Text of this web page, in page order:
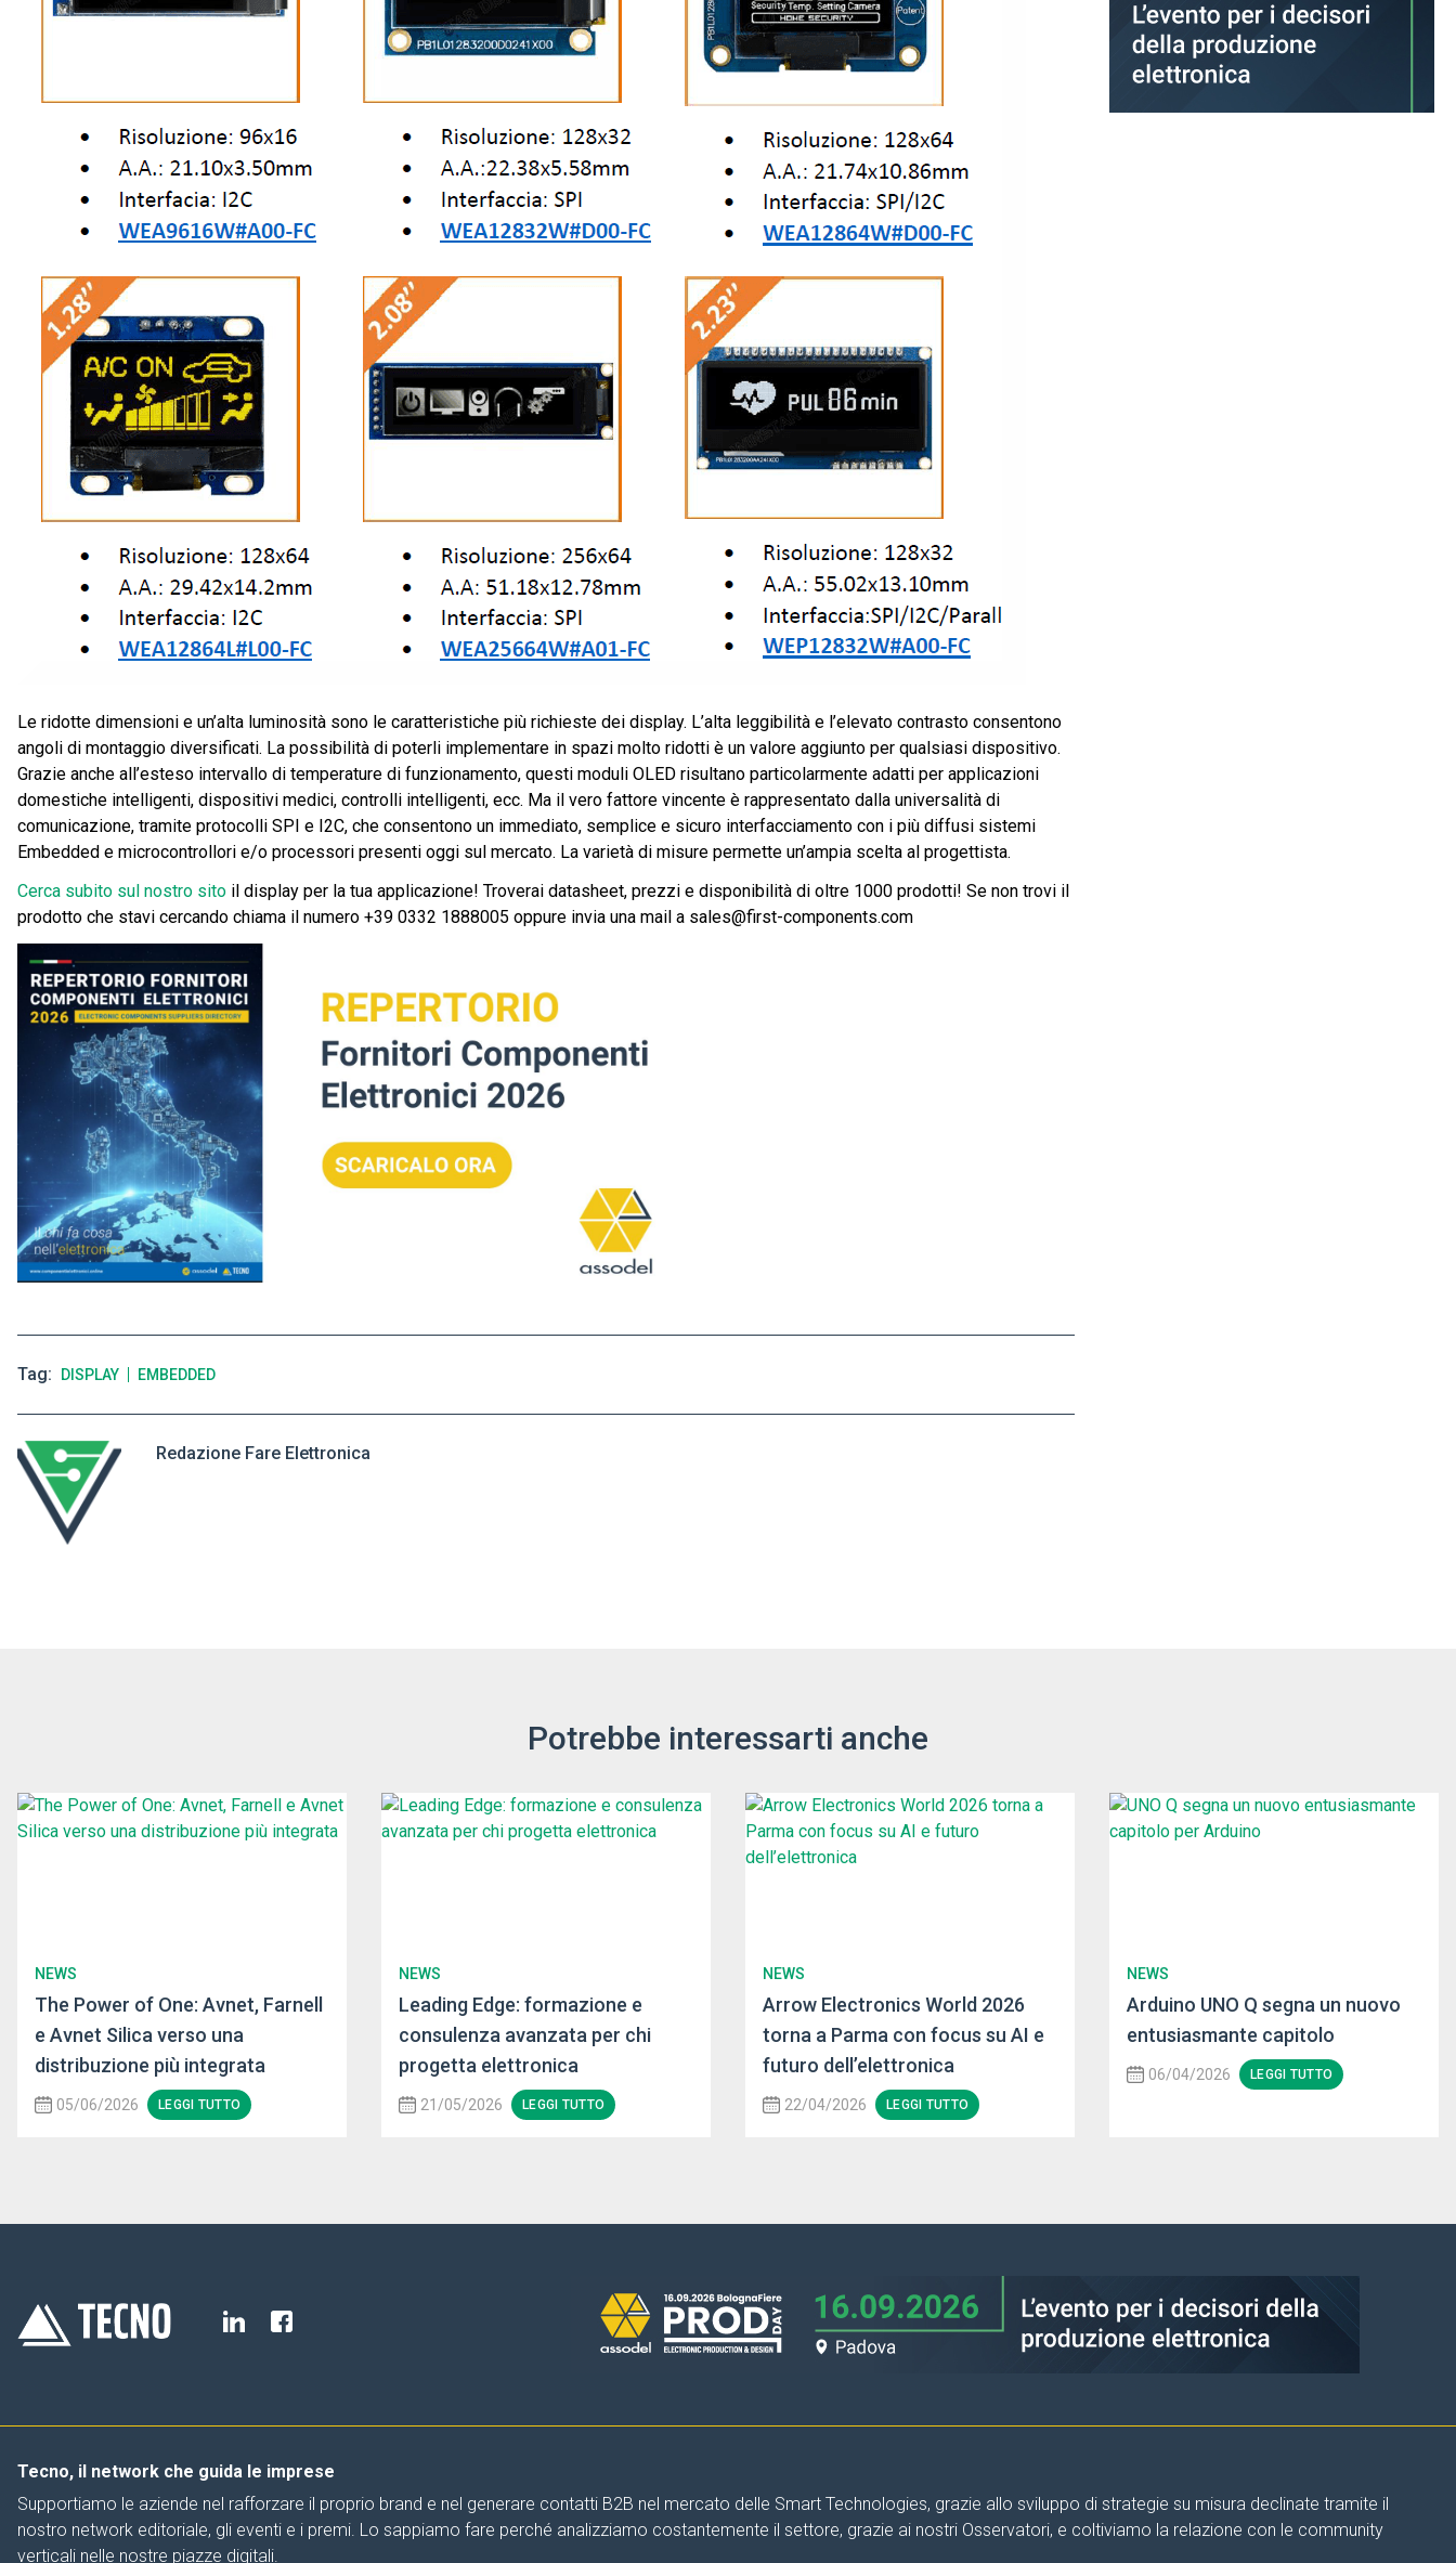
Le ridotte dimensioni e un’alta luminosità sono le caratteristiche più richieste dei display. L’alta leggibilità e l’elevato contrasto consentono
angoli di montaggio diversificati. La possibilità di poterli implementare in spazi molto ridotti è un valore aggiunto per qualsiasi dispositivo.
Grazie anche all’esteso intervallo di temperature di funzionamento, questi moduli OLED risultano particolarmente adatti per applicazioni
domestiche intelligenti, dispositivi medici, controlli intelligenti, ecc. Ma il vero fattore vincente è rappresentato dalla universalità di
comunicazione, tramite protocolli SPI e I2C, che consentono un immediato, semplice e sicuro interfacciamento con i più diffusi sistemi
Embedded e microcontrollori e/o processori presenti oggi sul mercato. La varietà di misure permette un’ampia scelta al progettista.
Cerca subito sul nostro sito il display per la tua applicazione! Troverai datasheet, prezzi e disponibilità di oltre 1000 prodotti! Se non trovi il
prodotto che stavi cercando chiama il numero +39 0332 1888005 oppure invia una mail a sales@first-components.com
Tag DISPLAY EMBEDDED
Redazione Fare Elettronica
Potrebbe interessarti anche
NEWS
The Power of One: Avnet, Farnell
e Avnet Silica verso una
distribuzione più integrata
05/06/2026 LEGGI TUTTO
NEWS
Leading Edge: formazione e
consulenza avanzata per chi
progetta elettronica
21/05/2026 LEGGI TUTTO
NEWS
Arrow Electronics World 2026
torna a Parma con focus su AI e
futuro dell’elettronica
22/04/2026 LEGGI TUTTO
NEWS
Arduino UNO Q segna un nuovo
entusiasmante capitolo
06/04/2026 LEGGI TUTTO
Tecno, il network che guida le imprese
Supportiamo le aziende nel rafforzare il proprio brand e nel generare contatti B2B nel mercato delle Smart Technologies, grazie allo sviluppo di strategie su misura declinate tramite il
nostro network editoriale, gli eventi e i premi. Lo sappiamo fare perché analizziamo costantemente il settore, grazie ai nostri Osservatori, e coltiviamo la relazione con le community
verticali nelle nostre piazze digitali.